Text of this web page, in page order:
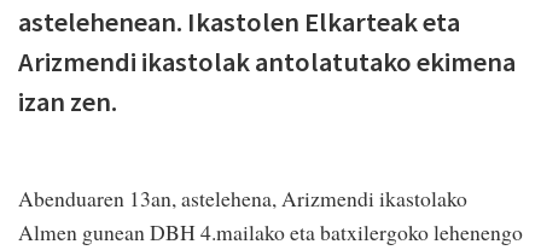
astelehenean. Ikastolen Elkarteak eta
Arizmendi ikastolak antolatutako ekimena
izan zen.
Abenduaren 13an, astelehena, Arizmendi ikastolako
Almen gunean DBH 4.mailako eta batxilergoko lehenengo